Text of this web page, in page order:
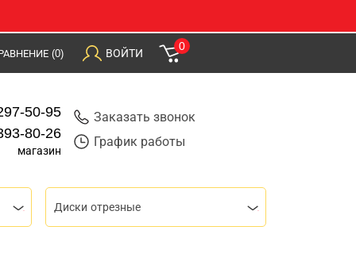
(0) ВОЙТИ
0
50-95
80-26
магазин
Заказать звонок
График работы
Диски отрезные